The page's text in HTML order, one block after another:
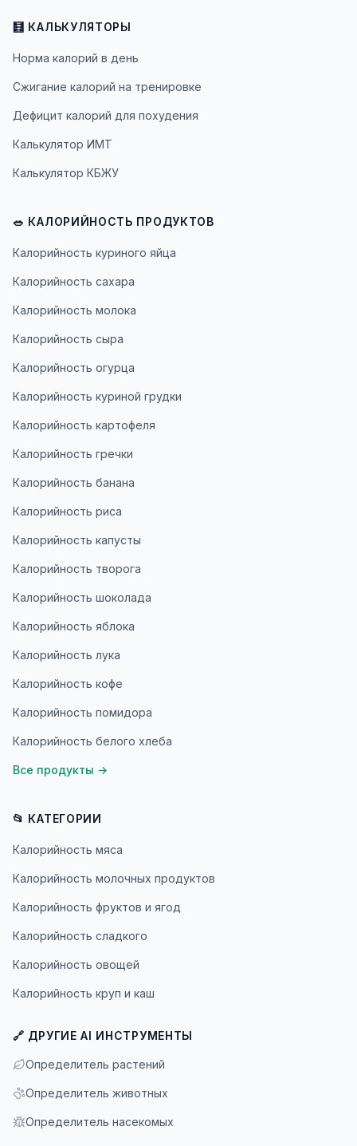
🧮 КАЛЬКУЛЯТОРЫ
Норма калорий в день
Сжигание калорий на тренировке
Дефицит калорий для похудения
Калькулятор ИМТ
Калькулятор КБЖУ
🥗 КАЛОРИЙНОСТЬ ПРОДУКТОВ
Калорийность куриного яйца
Калорийность сахара
Калорийность молока
Калорийность сыра
Калорийность огурца
Калорийность куриной грудки
Калорийность картофеля
Калорийность гречки
Калорийность банана
Калорийность риса
Калорийность капусты
Калорийность творога
Калорийность шоколада
Калорийность яблока
Калорийность лука
Калорийность кофе
Калорийность помидора
Калорийность белого хлеба
Все продукты →
📂 КАТЕГОРИИ
Калорийность мяса
Калорийность молочных продуктов
Калорийность фруктов и ягод
Калорийность сладкого
Калорийность овощей
Калорийность круп и каш
🔗 ДРУГИЕ AI ИНСТРУМЕНТЫ
Определитель растений
Определитель животных
Определитель насекомых